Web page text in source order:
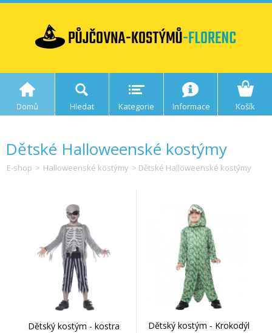
Domů Hledat Kategorie Informace Košík
Dětské Halloweenské kostýmy
E-shop > Halloweenské kostýmy > Dětské Halloweenské kostýmy
Dětský kostým - kostra
Dětský kostým - Krokodýl